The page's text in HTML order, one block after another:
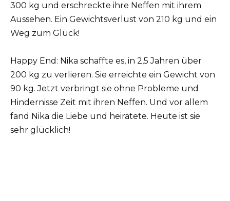
300 kg und erschreckte ihre Neffen mit ihrem
Aussehen. Ein Gewichtsverlust von 210 kg und ein
Weg zum Glück!
Happy End: Nika schaffte es, in 2,5 Jahren über
200 kg zu verlieren. Sie erreichte ein Gewicht von
90 kg. Jetzt verbringt sie ohne Probleme und
Hindernisse Zeit mit ihren Neffen. Und vor allem
fand Nika die Liebe und heiratete. Heute ist sie
sehr glücklich!